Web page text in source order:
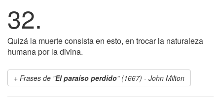
32.
Quizá la muerte consista en esto, en trocar la naturaleza
humana por la divina.
Frases de "El paraíso perdido" (1667) - John Milton